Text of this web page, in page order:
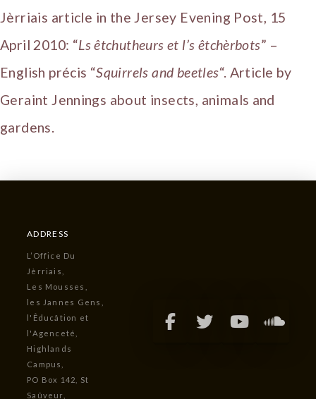
Jèrriais article in the Jersey Evening Post, 15
April 2010: “Ls êtchutheurs et l’s êtchèrbots” –
English précis “Squirrels and beetles“. Article by
Geraint Jennings about insects, animals and
gardens.
ADDRESS
L’Office Du
Jèrriais,
Les Mousses,
les Jannes Gens,
l'Êducâtion et
l'Agenceté,
Highlands
Campus,
PO Box 142, St
Saûveur,